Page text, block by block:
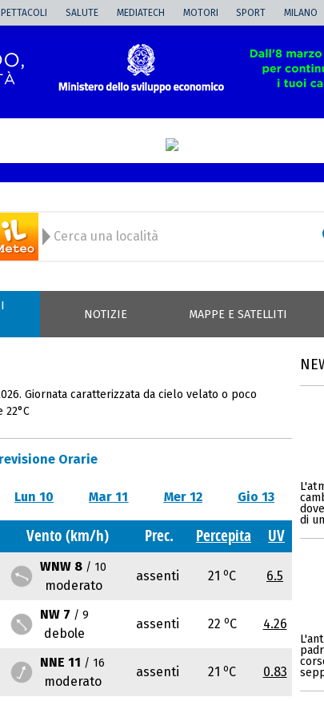
SALUTE MEDIATECH MOTORI SPORT MILANO
NOTIZIE MAPPE E SATELLITI
Giornata caratterizzata da cielo velato o poco
Orarie
Lun 10 Mar 11 Mer 12 Gio 13
Vento (km/h) Prec. Percepita UV
WNW 8 / 10
moderato
assenti 21 oC 6.5
NW 7 / 9
debole
assenti 22 oC 4.26
NNE 11 / 16
moderato
assenti 21 oC 0.83
di